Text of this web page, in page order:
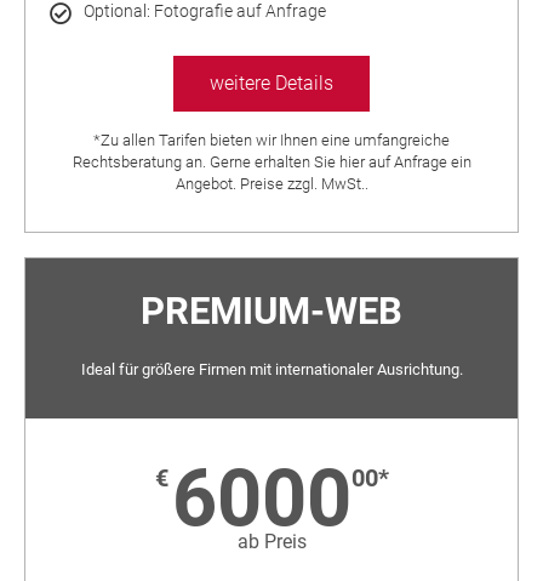
Optional: Fotografie auf Anfrage
weitere Details
*Zu allen Tarifen bieten wir Ihnen eine umfangreiche
Rechtsberatung an. Gerne erhalten Sie hier auf Anfrage ein
Angebot. Preise zzgl. MwSt..
PREMIUM-WEB
Ideal für größere Firmen mit internationaler Ausrichtung.
€ 600000*
ab Preis